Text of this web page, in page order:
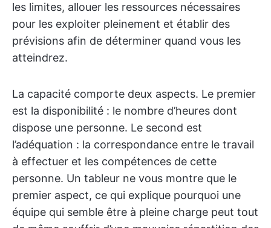
les limites, allouer les ressources nécessaires
pour les exploiter pleinement et établir des
prévisions afin de déterminer quand vous les
atteindrez.
La capacité comporte deux aspects. Le premier
est la disponibilité : le nombre d’heures dont
dispose une personne. Le second est
l’adéquation : la correspondance entre le travail
à effectuer et les compétences de cette
personne. Un tableur ne vous montre que le
premier aspect, ce qui explique pourquoi une
équipe qui semble être à pleine charge peut tout